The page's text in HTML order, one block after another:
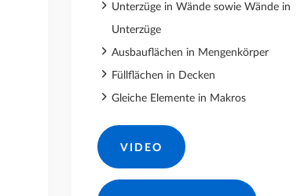
Unterzüge in Wände sowie Wände in
Unterzüge
Ausbauflächen in Mengenkörper
Füllflächen in Decken
Gleiche Elemente in Makros
VIDEO